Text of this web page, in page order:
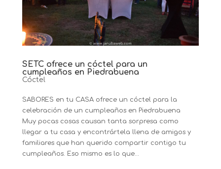
SETC ofrece un cóctel para un
cumpleaños en Piedrabuena
Cóctel
SABORES en tu CASA ofrece un cóctel para la
celebración de un cumpleaños en Piedrabuena
Muy pocas cosas causan tanta sorpresa como
llegar a tu casa y encontrártela llena de amigos y
familiares que han querido compartir contigo tu
cumpleaños. Eso mismo es lo que...